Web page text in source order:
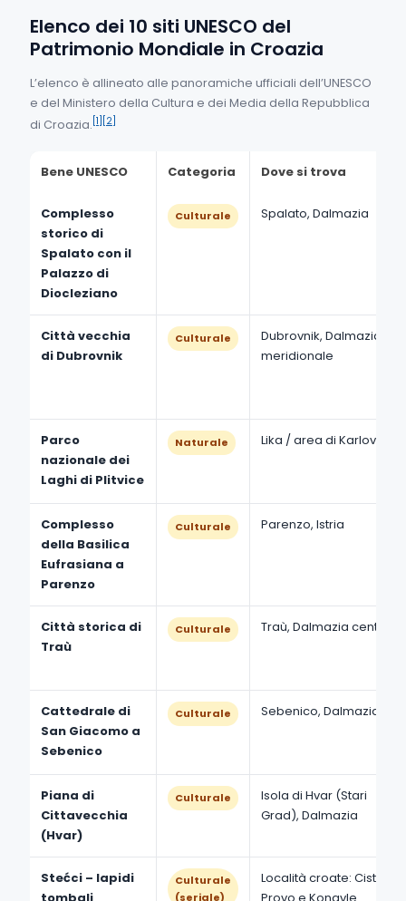
Elenco dei 10 siti UNESCO del
Patrimonio Mondiale in Croazia
L’elenco è allineato alle panoramiche ufficiali dell’UNESCO
e del Ministero della Cultura e dei Media della Repubblica
di Croazia. [1] [2]
Bene UNESCO Categoria Dove si trova
Complesso
storico di
Spalato con il
Palazzo di
Diocleziano
Culturale Spalato, Dalmazia
Città vecchia
di Dubrovnik
Culturale
Dubrovnik, Dalmazia
meridionale
Parco
nazionale dei
Laghi di Plitvice
Naturale Lika / area di Karlovac
Complesso
della Basilica
Eufrasiana a
Parenzo
Culturale Parenzo, Istria
Città storica di
Traù
Culturale Traù, Dalmazia centrale
Cattedrale di
San Giacomo a
Sebenico
Culturale Sebenico, Dalmazia
Piana di
Cittavecchia
(Hvar)
Culturale
Isola di Hvar (Stari
Grad), Dalmazia
Stećci – lapidi
Culturale
(seriale)
Località croate: Cista